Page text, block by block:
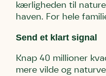
kærligheden til
haven. For hele
Send et klart signal
Knap 40 millioner
mere vilde og